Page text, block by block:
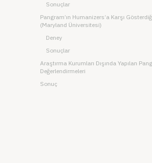
Sonuçlar
Pangram’ın Humanizers’a Karşı
(Maryland Üniversitesi)
Deney
Sonuçlar
Araştırma Kurumları Dışında Yapılan
Değerlendirmeleri
Sonuç